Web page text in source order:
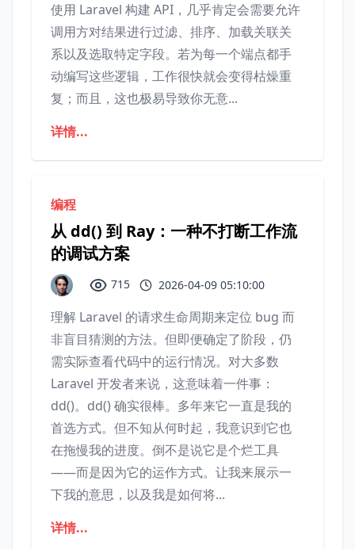
使用 Laravel 构建 API，几乎肯定会需要允许
调用方对结果进行过滤、排序、加载关联关
系以及选取特定字段。若为每一个端点都手
动编写这些逻辑，工作很快就会变得枯燥重
复；而且，这也极易导致你无意...
详情...
编程
从 dd() 到 Ray：一种不打断工作流
的调试方案
715 2026-04-09 05:10:00
理解 Laravel 的请求生命周期来定位 bug 而
非盲目猜测的方法。但即便确定了阶段，仍
需实际查看代码中的运行情况。对大多数
Laravel 开发者来说，这意味着一件事：
dd()。dd() 确实很棒。多年来它一直是我的
首选方式。但不知从何时起，我意识到它也
在拖慢我的进度。倒不是说它是个烂工具
——而是因为它的运作方式。让我来展示一
下我的意思，以及我是如何将...
详情...